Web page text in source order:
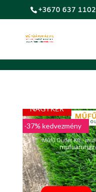
+3670 637 1102
NAGYKER
-37% kedvezmény